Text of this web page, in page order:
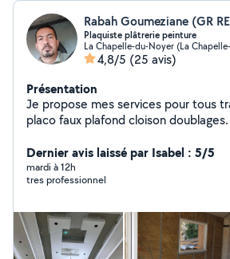
Rabah Goumeziane (GR
Plaquiste plâtrerie peinture
La Chapelle-du-Noyer (La
4,8/5 (25 avis)
Présentation
Je propose mes services pour tous
placo faux plafond cloison
Dernier avis laissé par Isabel : 5/5
mardi à 12h
tres professionnel